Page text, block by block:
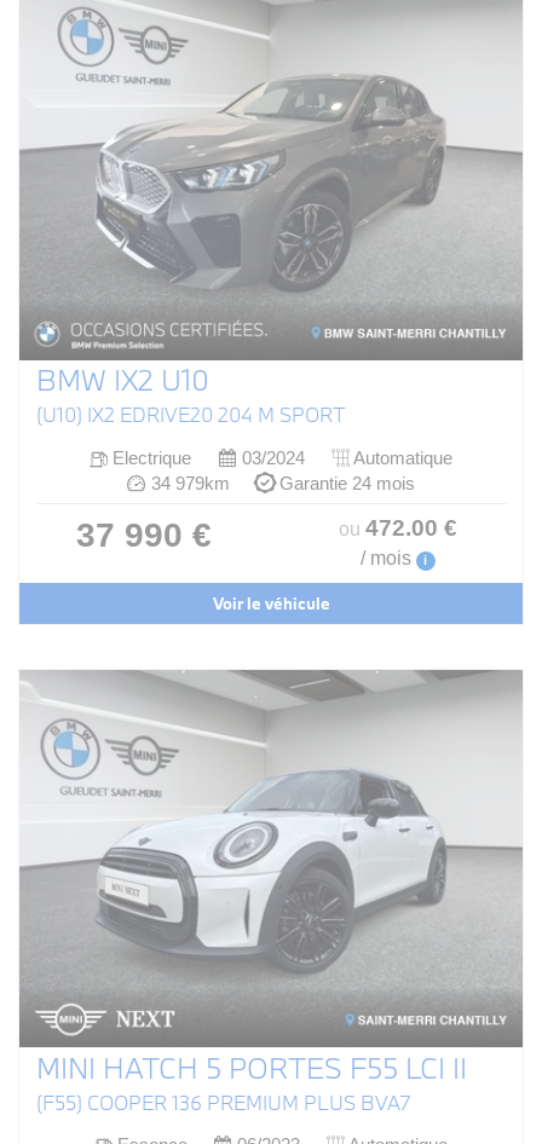
BMW IX2 U10
(U10) IX2 EDRIVE20 204 M SPORT
Electrique 03/2024
Automatique
34 979km
Garantie 24 mois
37 990 € ou 472.00 €
/ mois i
Voir le véhicule
MINI HATCH 5 PORTES F55 LCI II
(F55) COOPER 136 PREMIUM PLUS BVA7